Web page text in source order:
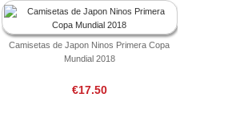
Camisetas de Japon Ninos Primera Copa
Mundial 2018
€17.50